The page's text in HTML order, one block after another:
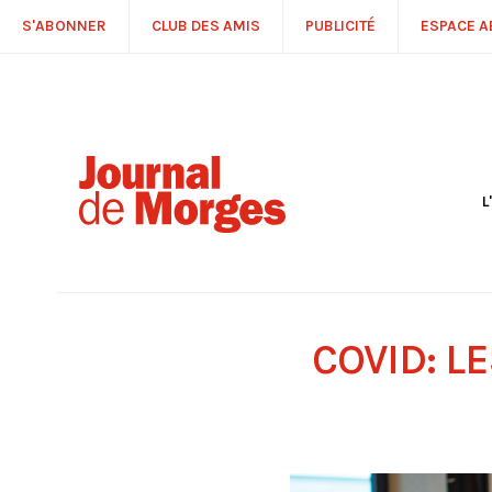
S'ABONNER CLUB DES AMIS PUBLICITÉ ESPACE
COVID: